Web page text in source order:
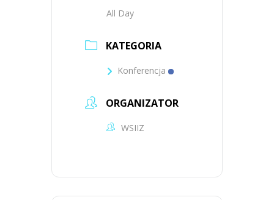
All Day
KATEGORIA
Konferencja
ORGANIZATOR
WSIIZ